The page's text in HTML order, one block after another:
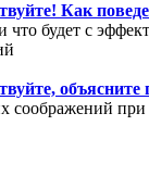
Как
что будет с
объясните
соображений